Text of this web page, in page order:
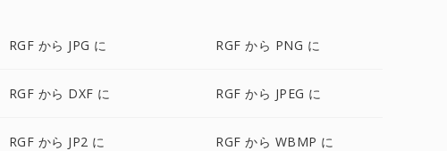
RGF から JPG に RGF から PNG に
RGF から DXF に RGF から JPEG に
RGF から JP2 に RGF から WBMP に